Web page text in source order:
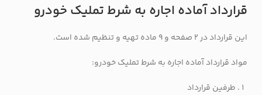
قرارداد آماده اجاره به شرط تملیک خودرو
این قرارداد در 2 صفحه و 9 ماده تهیه و تنظیم شده است.
مواد قرارداد آماده اجاره به شرط تملیک خودرو:
طرفین قرارداد